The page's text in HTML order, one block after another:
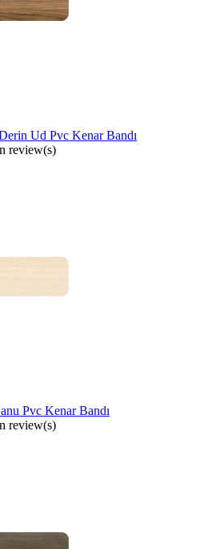
Ud Pvc Kenar Bandı
review(s)
Pvc Kenar Bandı
review(s)